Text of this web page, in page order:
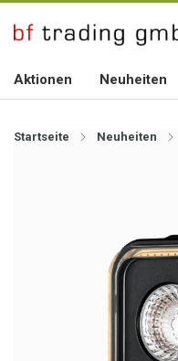
Aktionen Neuheiten
Startseite Neuheiten